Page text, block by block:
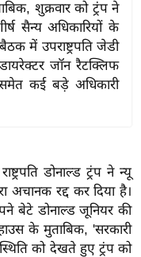
शुक्रवार को ट्रंप ने
सैन्य अधिकारियों के
में उपराष्ट्रपति जेडी
जॉन रैटक्लिफ
कई बड़े अधिकारी
डोनाल्ड ट्रंप ने न्यू
अचानक रद्द कर दिया है।
बेटे डोनाल्ड जूनियर की
के मुताबिक, 'सरकारी
को देखते हुए ट्रंप को